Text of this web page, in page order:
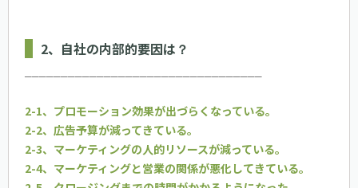
2、自社の内部的要因は？
─────────────────────────────────
2-1、プロモーション効果が出づらくなっている。
2-2、広告予算が減ってきている。
2-3、マーケティングの人的リソースが減っている。
2-4、マーケティングと営業の関係が悪化してきている。